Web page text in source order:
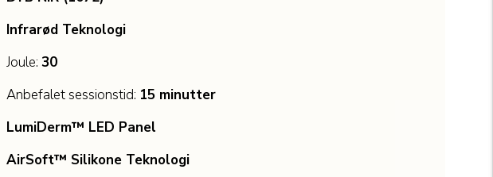
Infrarød Teknologi
Joule: 30
Anbefalet sessionstid: 15 minutter
LumiDerm™ LED Panel
AirSoft™ Silikone Teknologi